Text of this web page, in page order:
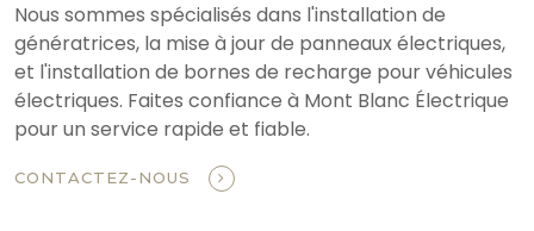
Nous sommes spécialisés dans l'installation de
génératrices, la mise à jour de panneaux électriques,
et l'installation de bornes de recharge pour véhicules
électriques. Faites confiance à Mont Blanc Électrique
pour un service rapide et fiable.
CONTACTEZ-NOUS